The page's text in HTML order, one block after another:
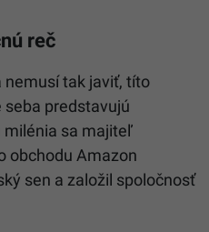
reč
nemusí tak javiť, títo
predstavujú
milénia sa majiteľ
obchodu Amazon
sen a založil spoločnosť